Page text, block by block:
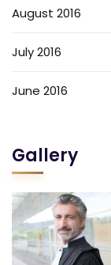
August 2016
July 2016
June 2016
Gallery